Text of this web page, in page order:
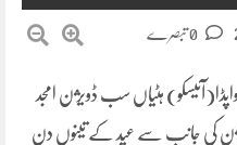
ہٹیاں سب ڈویژن امجد
کی جانب سے عید کے تینوں دن